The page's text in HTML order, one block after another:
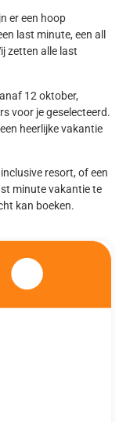
er een hoop
last minute, een all
zetten alle last
12 oktober,
voor je geselecteerd.
heerlijke vakantie
resort, of een
minute vakantie te
kan boeken.